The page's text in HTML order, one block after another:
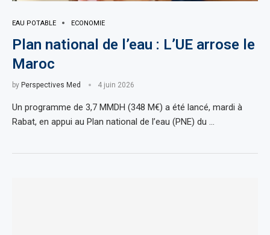
EAU POTABLE ECONOMIE
Plan national de l’eau : L’UE arrose le
Maroc
by Perspectives Med 4 juin 2026
Un programme de 3,7 MMDH (348 M€) a été lancé, mardi à
Rabat, en appui au Plan national de l’eau (PNE) du …